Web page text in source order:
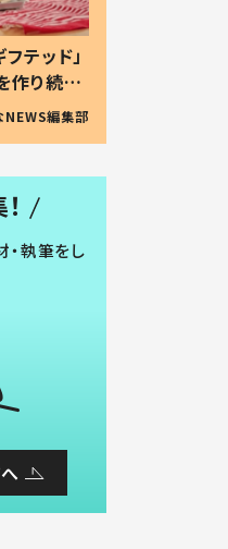
テッド」
作り続け
和の子
NEWS編集部
・執筆をし